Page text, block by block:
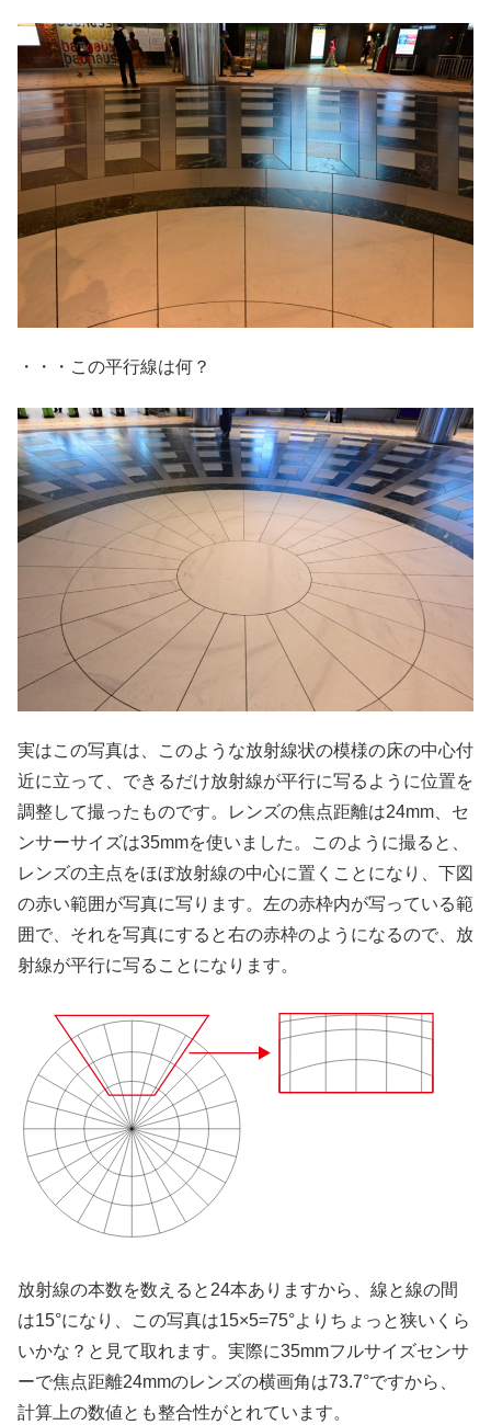
・・・この平行線は何？
実はこの写真は、このような放射線状の模様の床の中心付
近に立って、できるだけ放射線が平行に写るように位置を
調整して撮ったものです。レンズの焦点距離は24mm、セ
ンサーサイズは35mmを使いました。このように撮ると、
レンズの主点をほぼ放射線の中心に置くことになり、下図
の赤い範囲が写真に写ります。左の赤枠内が写っている範
囲で、それを写真にすると右の赤枠のようになるので、放
射線が平行に写ることになります。
放射線の本数を数えると24本ありますから、線と線の間
は15°になり、この写真は15×5=75°よりちょっと狭いくら
いかな？と見て取れます。実際に35mmフルサイズセンサ
ーで焦点距離24mmのレンズの横画角は73.7°ですから、
計算上の数値とも整合性がとれています。